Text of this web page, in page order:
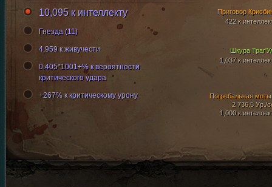
Шкура
1,037 к
Погребальная
2 736,5 Ур./
1,000 к
Приговор
422 к
10,095 к интеллекту
Гнезда (11)
4,959 к живучести
0.405*1001+% к вероятности
критического удара
+267% к критическому урону